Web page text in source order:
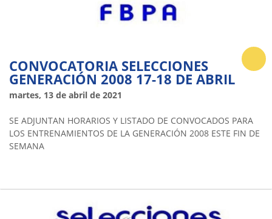
CONVOCATORIA SELECCIONES
GENERACIÓN 2008 17-18 DE ABRIL
martes, 13 de abril de 2021
SE ADJUNTAN HORARIOS Y LISTADO DE CONVOCADOS PARA
LOS ENTRENAMIENTOS DE LA GENERACIÓN 2008 ESTE FIN DE
SEMANA